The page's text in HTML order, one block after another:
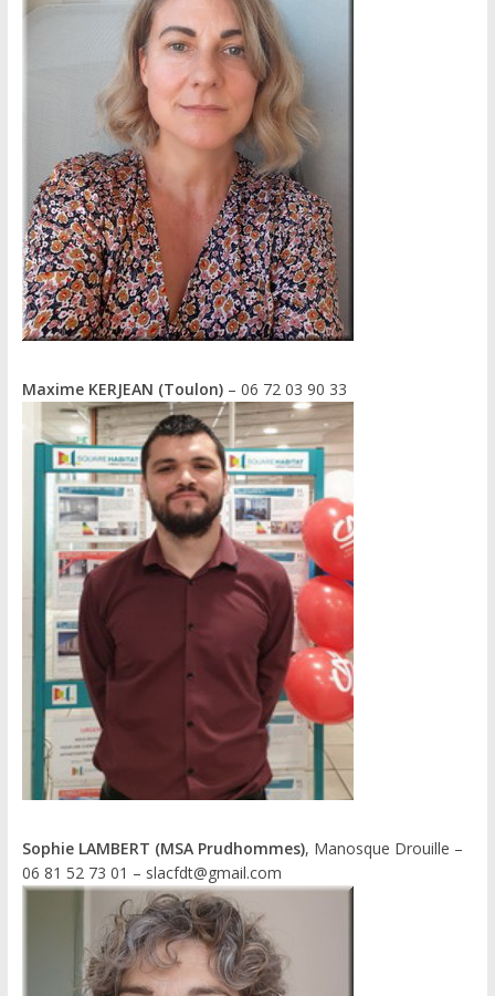
Maxime KERJEAN (Toulon)– 06 72 03 90 33
Sophie LAMBERT (MSA Prudhommes), Manosque Drouille –
06 81 52 73 01 – slacfdt@gmail.com